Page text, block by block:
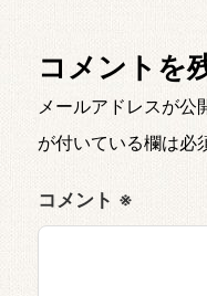
コメントを
メールアドレスが公
が付いている欄は必
コメント ※